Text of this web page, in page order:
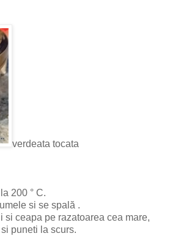
verdeata tocata
200 ° C.
si se spală .
si ceapa pe razatoarea cea mare,
puneti la scurs.